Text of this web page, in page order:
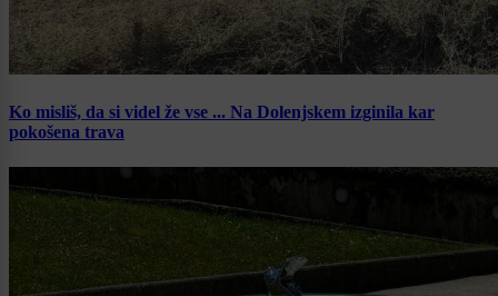
Ko misliš, da si videl že vse ... Na Dolenjskem izginila kar
pokošena trava